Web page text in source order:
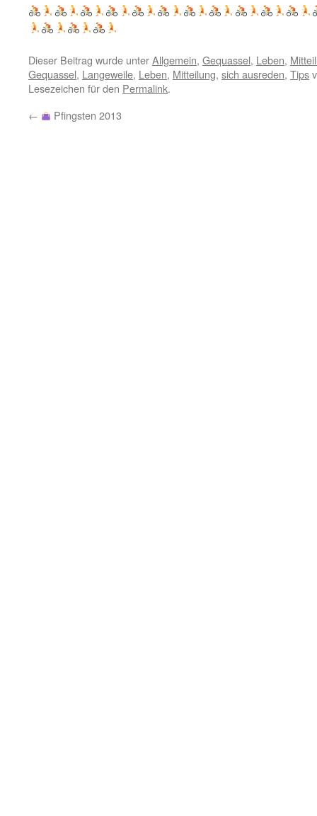
Dieser Beitrag wurde unterAllgemein, Gequassel, Leben,
Gequassel, Langeweile, Leben, Mitteilung, sich ausreden, Tips
Lesezeichen für den Permalink.
←
Pfingsten 2013